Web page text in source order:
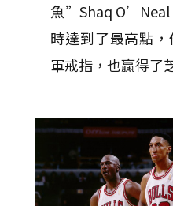
魚”Shaq O’Neal
時達到了最高點
軍戒指，也贏得了